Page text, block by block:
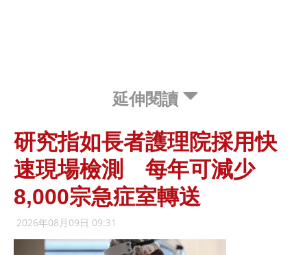
延伸閱讀
研究指如長者護理院採用快
速現場檢測 每年可減少
8,000宗急症室轉送
2026年08月09日 09:31